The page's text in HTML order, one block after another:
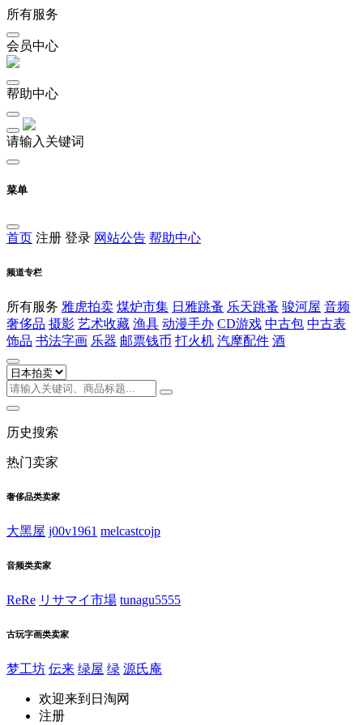
所有服务
会员中心
帮助中心
请输入关键词
菜单
首页 注册 登录 网站公告 帮助中心
频道专栏
所有服务 雅虎拍卖 煤炉市集 日雅跳蚤 乐天跳蚤 骏河屋 音频
奢侈品 摄影 艺术收藏 渔具 动漫手办 CD游戏 中古包 中古表
饰品 书法字画 乐器 邮票钱币 打火机 汽摩配件 酒
历史搜索
热门卖家
奢侈品类卖家
大黑屋 j00v1961 melcastcojp
音频类卖家
ReRe リサマイ市場 tunagu5555
古玩字画类卖家
梦工坊 伝来 绿屋 绿 源氏庵
欢迎来到日淘网
注册